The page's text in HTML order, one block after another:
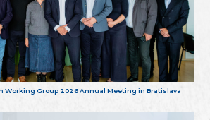
Working Group 2026 Annual Meeting in Bratislava